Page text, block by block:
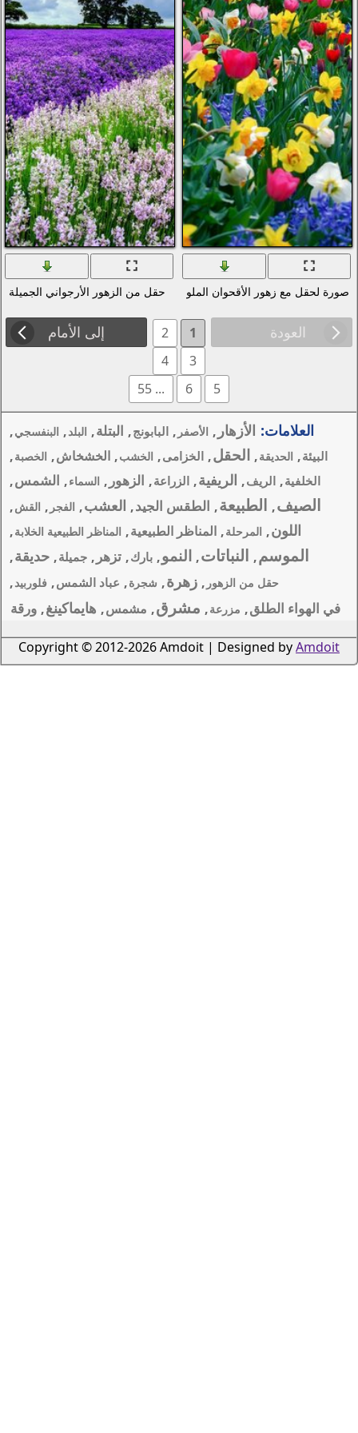
حقل من الزهور الأرجواني الجميلة
البابونج,البتلة ,البلد, البنفسجي
,الخشب,الخشخاش, الخصبة,
الزراعة,الزهور,السماء,الشمس ,
الجيد,العشب,الفجر ,القش,
الطبيعية,المناظر الطبيعية الخلابة ,
بارك,تزهر, جميلة ,حديقة,
عباد الشمس, فلوربيد ,
,مشمس,هايماكينغ ,ورقة
Copyright © 2012-2026